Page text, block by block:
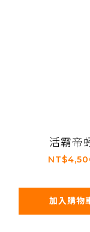
活霸帝
加入購物